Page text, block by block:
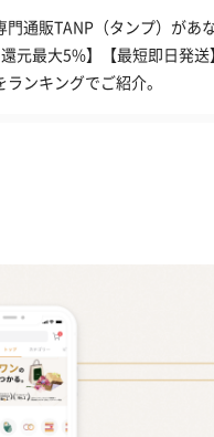
通販TANP（タンプ）があ
元最大5%】【最短即日発送
ンキングでご紹介。